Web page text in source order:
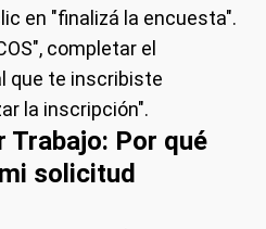
en "finalizá la encuesta".
completar el
que te inscribiste
la inscripción".
Trabajo: Por qué
solicitud